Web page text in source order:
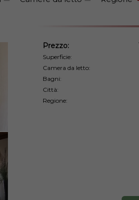
Prezzo:
Superficie:
Camera da letto:
Bagni:
Città:
Regione: